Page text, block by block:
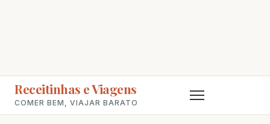
Receitinhas e Viagens
COMER BEM, VIAJAR BARATO